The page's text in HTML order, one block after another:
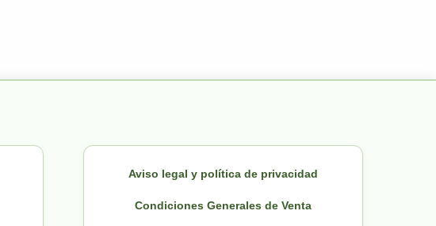
Aviso legal y política de privacidad
Condiciones Generales de Venta